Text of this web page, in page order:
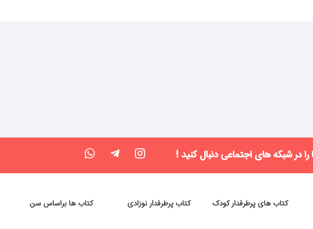
را در شبکه های اجتماعی دنبال کنید !
کتاب های پرطرفدار کودک کتاب پرطرفدار نوزادی کتاب ها براساس سن